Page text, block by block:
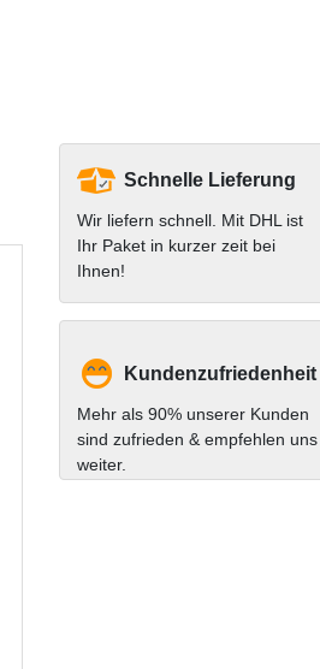
Schnelle Lieferung
Wir liefern schnell. Mit DHL ist
Ihr Paket in kurzer zeit bei
Ihnen!
Kundenzufriedenheit
Mehr als 90% unserer Kunden
sind zufrieden & empfehlen uns
weiter.